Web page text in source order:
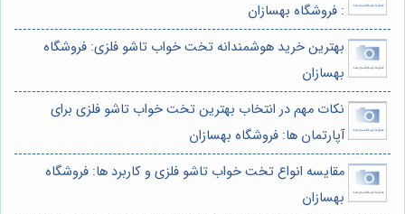
: فروشگاه بهسازان
بهترین خرید هوشمندانه تخت خواب تاشو فلزی: فروشگاه
بهسازان
نکات مهم در انتخاب بهترین تخت خواب تاشو فلزی برای
آپارتمان ها: فروشگاه بهسازان
مقایسه انواع تخت خواب تاشو فلزی و کاربرد ها: فروشگاه
بهسازان